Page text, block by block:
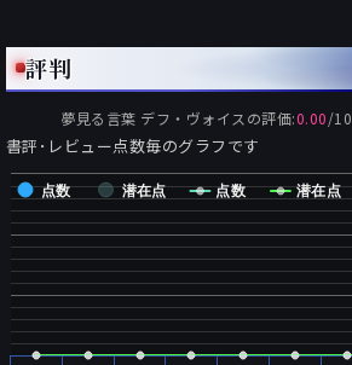
評判
夢見る言葉 デフ・ヴォイス の評価:0.00/10
書評･レビュー点数毎のグラフです
点数 潜在点 点数 潜在点